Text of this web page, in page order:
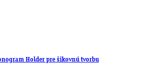
Holder pre šikovnú tvorbu